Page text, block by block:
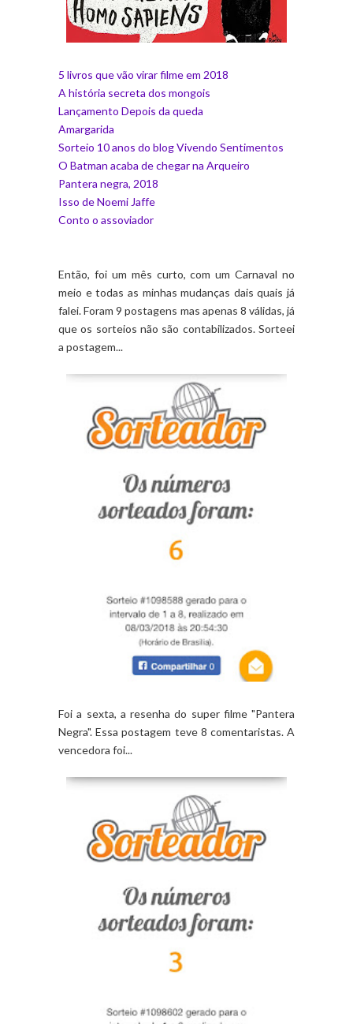
5 livros que vão virar filme em 2018
A história secreta dos mongois
Lançamento Depois da queda
Amargarida
Sorteio 10 anos do blog Vivendo Sentimentos
O Batman acaba de chegar na Arqueiro
Pantera negra, 2018
Isso de Noemi Jaffe
Conto o assoviador
Então, foi um mês curto, com um Carnaval no
meio e todas as minhas mudanças dais quais já
falei. Foram 9 postagens mas apenas 8 válidas, já
que os sorteios não são contabilizados. Sorteei
a postagem...
Foi a sexta, a resenha do super filme "Pantera
Negra". Essa postagem teve 8 comentaristas. A
vencedora foi...